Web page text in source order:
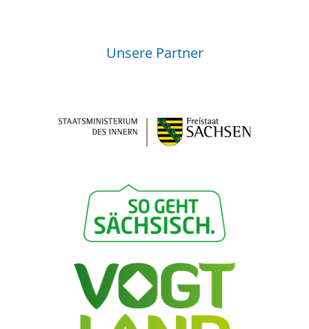
Unsere Partner